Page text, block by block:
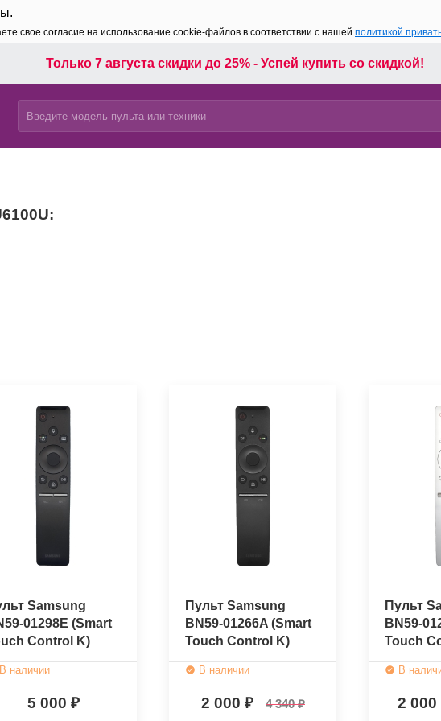
свое согласие на использование cookie-файлов в соответствии с нашей политикой
Только 7 августа скидки до 25% - Успей купить со скидкой!
Samsung
01298E (Smart
Control K)
В наличии
5 000
Пульт Samsung
BN59-01266A (Smart
Touch Control K)
(оригинальный)
В наличии
2 000 4 340
Пульт
BN59-
Touch
В
2 000